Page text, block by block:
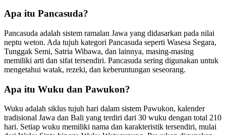
Apa itu Pancasuda?
Pancasuda adalah sistem ramalan Jawa yang didasarkan pada nilai
neptu weton. Ada tujuh kategori Pancasuda seperti Wasesa Segara,
Tunggak Semi, Satria Wibawa, dan lainnya, masing-masing
memiliki arti dan sifat tersendiri. Pancasuda sering digunakan untuk
mengetahui watak, rezeki, dan keberuntungan seseorang.
Apa itu Wuku dan Pawukon?
Wuku adalah siklus tujuh hari dalam sistem Pawukon, kalender
tradisional Jawa dan Bali yang terdiri dari 30 wuku dengan total 210
hari. Setiap wuku memiliki nama dan karakteristik tersendiri, mulai